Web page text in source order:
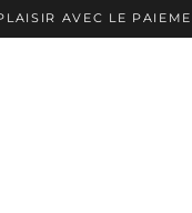
LE PAIEMENT EN